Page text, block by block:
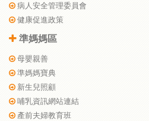
病人安全管理委員會
健康促進政策
準媽媽區
母嬰親善
準媽媽寶典
新生兒照顧
哺乳資訊網站連結
產前夫婦教育班